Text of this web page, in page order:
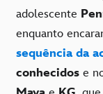
adolescente
enquanto
sequência da
conhecidos e